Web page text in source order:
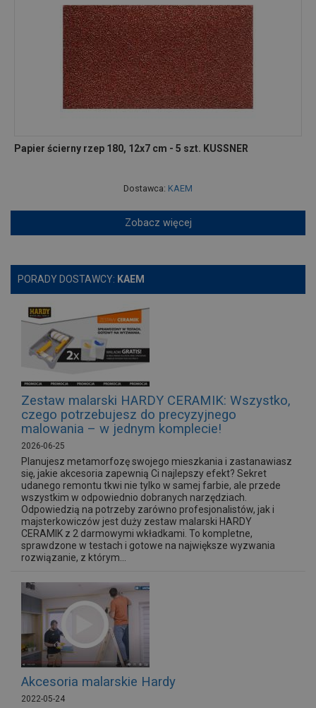
Papier ścierny rzep 180, 12x7 cm - 5 szt. KUSSNER
Dostawca: KAEM
Zobacz więcej
PORADY DOSTAWCY: KAEM
Zestaw malarski HARDY CERAMIK: Wszystko,
czego potrzebujesz do precyzyjnego
malowania – w jednym komplecie!
2026-06-25
Planujesz metamorfozę swojego mieszkania i zastanawiasz
się, jakie akcesoria zapewnią Ci najlepszy efekt? Sekret
udanego remontu tkwi nie tylko w samej farbie, ale przede
wszystkim w odpowiednio dobranych narzędziach.
Odpowiedzią na potrzeby zarówno profesjonalistów, jak i
majsterkowiczów jest duży zestaw malarski HARDY
CERAMIK z 2 darmowymi wkładkami. To kompletne,
sprawdzone w testach i gotowe na największe wyzwania
rozwiązanie, z którym...
Akcesoria malarskie Hardy
2022-05-24